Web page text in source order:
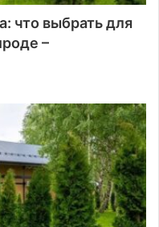
что выбрать для
–